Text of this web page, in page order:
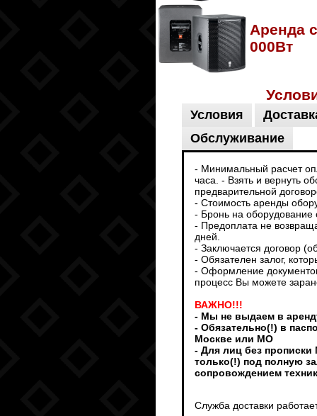
Аренда
000Вт
Условия
Обслуживание
- Минимальный расчет
часа. - Взять и вернуть
предварительной
- Стоимость аренды
- Бронь на оборудование
- Предоплата не
дней.
- Заключается договор
- Обязателен залог,
- Оформление
процесс Вы можете
ВАЖНО!!!
- Мы не выдаем в
- Обязательно(!) в
Москве или МО
- Для лиц без
только(!) под полную
сопровождением
Служба доставки